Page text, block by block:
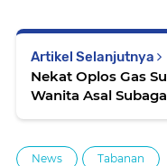
Artikel Selanjutnya
Nekat Oplos Gas
Wanita Asal
News Tabanan